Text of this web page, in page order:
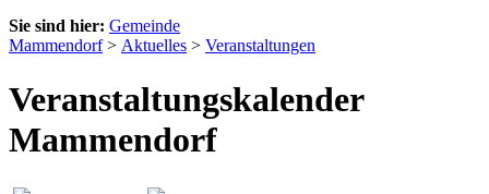
Sie sind hier: Gemeinde
Mammendorf> Aktuelles > Veranstaltungen
Veranstaltungskalender
Mammendorf